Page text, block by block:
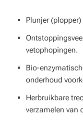
Plunjer
vetophopingen.
Bio-
onderhoud
Herbruikbare
verzamelen van